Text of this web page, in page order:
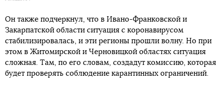
Он также подчеркнул, что в Ивано-Франковской и
Закарпатской области ситуация с коронавирусом
стабилизировалась, и эти регионы прошли волну. Но при
этом в Житомирской и Черновицкой областях ситуация
сложная. Там, по его словам, создадут комиссию, которая
будет проверять соблюдение карантинных ограничений.